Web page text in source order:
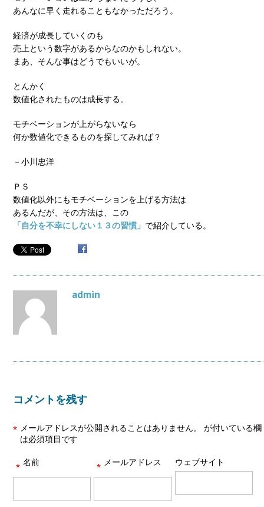
あんなに早く走れることもなかっただろう。
経済が成長していくのも
売上という数字があるからなのかもしれない。
まあ、そんな事はどうでもいいが。
とんかく
数値化されたものは成長する。
モチベーションが上がらないなら
何か数値化できるものを探してみれば？
－小川忠洋
ＰＳ
数値化以外にもモチベーションを上げる方法は
あるんだが、その方法は、この
「自分を不幸にしない１３の習慣」 で紹介している。
admin
コメントを残す
メールアドレスが公開されることはありません。
*
が付いている欄
は必須項目です
名前
* メールアドレス
* ウェブサイト